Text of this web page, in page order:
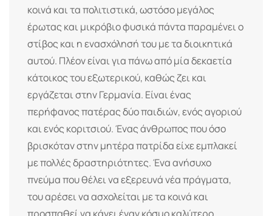
κοινά και τα πολιτιστικά, ωστόσο μεγάλος
έρωτας και μικρόβιο φυσικά πάντα παραμένει ο
στίβος και η ενασχόλησή του με τα διοικητικά
αυτού. Πλέον είναι για πάνω από μία δεκαετία
κάτοικος του εξωτερικού, καθώς ζει και
εργάζεται στην Γερμανία. Είναι ένας
περήφανος πατέρας δύο παιδιών, ενός αγοριού
και ενός κοριτσιού. Ένας άνθρωπος που όσο
βρισκόταν στην μητέρα πατρίδα είχε εμπλακεί
με πολλές δραστηριότητες. Ένα ανήσυχο
πνεύμα που θέλει να εξερευνά νέα πράγματα,
του αρέσει να ασχολείται με τα κοινά και